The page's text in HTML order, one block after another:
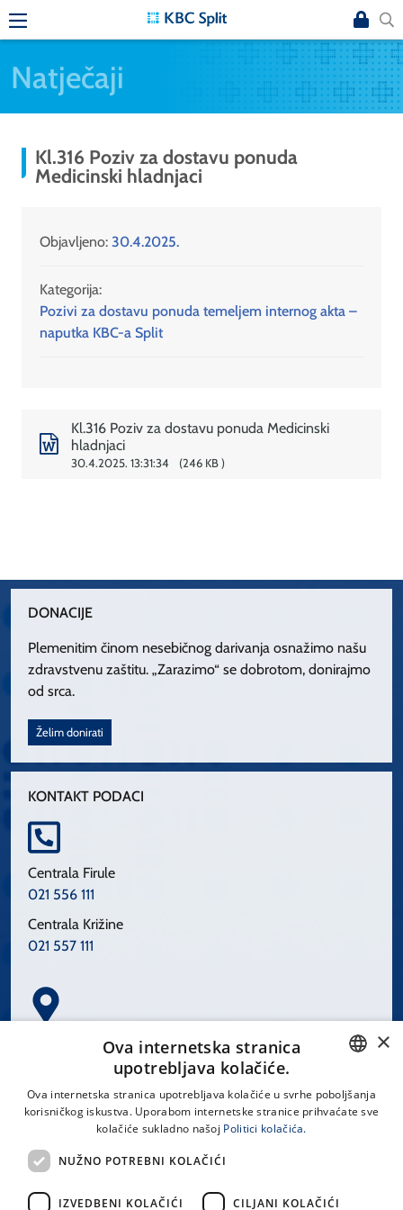
Natječaji
Kl.316 Poziv za dostavu ponuda
Medicinski hladnjaci
Objavljeno: 30.4.2025.
Kategorija:
Pozivi za dostavu ponuda temeljem internog akta –
naputka KBC-a Split
Kl.316 Poziv za dostavu ponuda Medicinski
hladnjaci
30.4.2025. 13:31:34 246 KB
DONACIJE
Plemenitim činom nesebičnog darivanja osnažimo našu
zdravstvenu zaštitu. „Zarazimo“ se dobrotom, donirajmo
od srca.
Želim donirati
KONTAKT PODACI
Centrala Firule
021 556 111
Centrala Križine
021 557 111
Spinčićeva 1, 21000 Split
LINKOVI
CROATIAN
×
Ova internetska stranica
upotrebljava kolačiće.
Ova internetska stranica upotrebljava kolačiće u svrhe poboljšanja
korisničkog iskustva. Uporabom internetske stranice prihvaćate sve
kolačiće sukladno našoj Politici kolačića.
NUŽNO POTREBNI KOLAČIĆI
IZVEDBENI KOLAČIĆI CILJANI KOLAČIĆI